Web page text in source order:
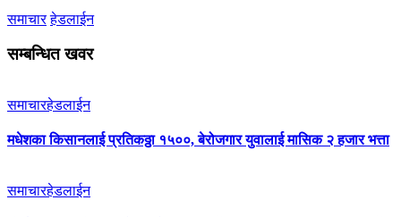
समाचार हेडलाईन
सम्बन्धित खवर
समाचारहेडलाईन
मधेशका किसानलाई प्रतिकठ्ठा १५००, बेरोजगार युवालाई मासिक २ हजार भत्ता
समाचारहेडलाईन